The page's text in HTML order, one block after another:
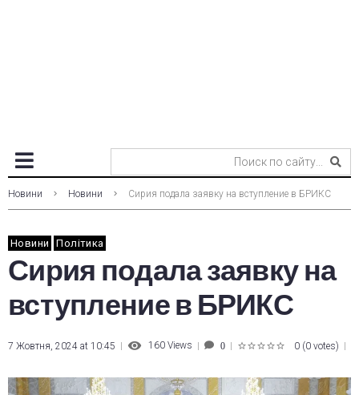
Новини Новини Сирия подала заявку на вступление в БРИКС
Новини Політика
Сирия подала заявку на
вступление в БРИКС
7 Жовтня, 2024 at 10:45 160 Views 0 0 (0 votes)